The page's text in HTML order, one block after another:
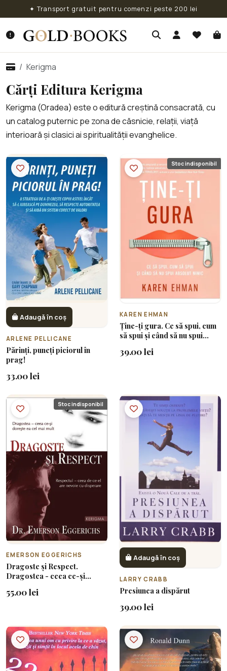
✦ Transport gratuit pentru comenzi peste 200 lei
Kerigma
Cărți Editura Kerigma
Kerigma (Oradea) este o editură creștină consacrată, cu
un catalog puternic pe zona de căsnicie, relații, viață
interioară și clasici ai spiritualității evanghelice.
Adaugă în coș
ARLENE PELLICANE
Părinți, puneți piciorul în
prag!
33.00 lei
Stoc indisponibil
KAREN EHMAN
Ține-ți gura. Ce să spui, cum
să spui și când să nu spui
39.00 lei
Stoc indisponibil
EMERSON EGGERICHS
Dragoste și Respect.
Dragostea - ceea ce-și
Respectul - ceea de ce el are
55.00 lei
Adaugă în coș
LARRY CRABB
Presiunea a dispărut
39.00 lei